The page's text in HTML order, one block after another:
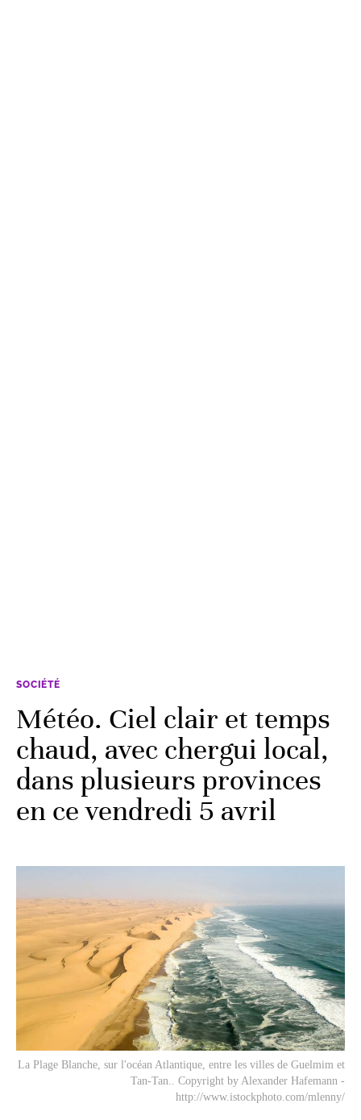
SOCIÉTÉ
Météo. Ciel clair et temps
chaud, avec chergui local,
dans plusieurs provinces
en ce vendredi 5 avril
La Plage Blanche, sur l'océan Atlantique, entre les villes de Guelmim et
Tan-Tan.. Copyright by Alexander Hafemann -
http://www.istockphoto.com/mlenny/